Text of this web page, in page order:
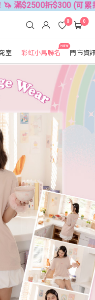
$300 (可累折）
室
NEW
彩虹小馬聯名 門市資
0 0